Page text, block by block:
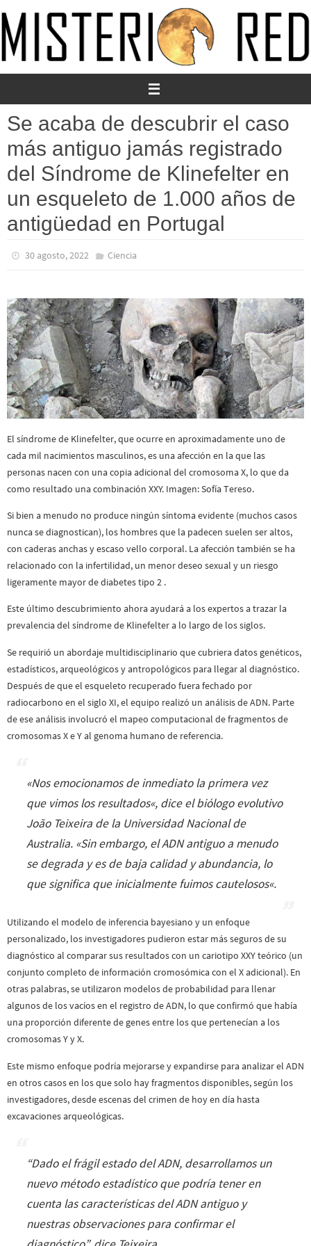
al
contenido
Se acaba de descubrir el caso
más antiguo jamás registrado
del Síndrome de Klinefelter en
un esqueleto de 1.000 años de
antigüedad en Portugal
30 agosto, 2022 Ciencia
El síndrome de Klinefelter, que ocurre en aproximadamente uno de
cada mil nacimientos masculinos, es una afección en la que las
personas nacen con una copia adicional del cromosoma X, lo que da
como resultado una combinación XXY. Imagen: Sofía Tereso.
Si bien a menudo no produce ningún síntoma evidente (muchos casos
nunca se diagnostican), los hombres que la padecen suelen ser altos,
con caderas anchas y escaso vello corporal. La afección también se ha
relacionado con la infertilidad, un menor deseo sexual y un riesgo
ligeramente mayor de diabetes tipo 2 .
Este último descubrimiento ahora ayudará a los expertos a trazar la
prevalencia del síndrome de Klinefelter a lo largo de los siglos.
Se requirió un abordaje multidisciplinario que cubriera datos genéticos,
estadísticos, arqueológicos y antropológicos para llegar al diagnóstico.
Después de que el esqueleto recuperado fuera fechado por
radiocarbono en el siglo XI, el equipo realizó un análisis de ADN. Parte
de ese análisis involucró el mapeo computacional de fragmentos de
cromosomas X e Y al genoma humano de referencia.
«Nos emocionamos de inmediato la primera vez
que vimos los resultados«, dice el biólogo evolutivo
João Teixeira de la Universidad Nacional de
Australia. «Sin embargo, el ADN antiguo a menudo
se degrada y es de baja calidad y abundancia, lo
que significa que inicialmente fuimos cautelosos«.
Utilizando el modelo de inferencia bayesiano y un enfoque
personalizado, los investigadores pudieron estar más seguros de su
diagnóstico al comparar sus resultados con un cariotipo XXY teórico (un
conjunto completo de información cromosómica con el X adicional). En
otras palabras, se utilizaron modelos de probabilidad para llenar
algunos de los vacíos en el registro de ADN, lo que confirmó que había
una proporción diferente de genes entre los que pertenecían a los
cromosomas Y y X.
Este mismo enfoque podría mejorarse y expandirse para analizar el ADN
en otros casos en los que solo hay fragmentos disponibles, según los
investigadores, desde escenas del crimen de hoy en día hasta
excavaciones arqueológicas.
“Dado el frágil estado del ADN, desarrollamos un
nuevo método estadístico que podría tener en
cuenta las características del ADN antiguo y
nuestras observaciones para confirmar el